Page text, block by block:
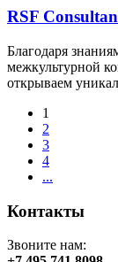
RSF
Благодаря
межкультурной
открываем
1
2
3
4
...
Контакты
Звоните нам: